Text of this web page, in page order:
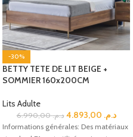
-30%
BETTY TETE DE LIT BEIGE +
SOMMIER 160x200CM
Lits Adulte
د.م.6.990,00 د.م.
Informations générales: Des matériaux